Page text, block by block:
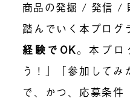
商品の発掘 / 発信 /
踏んでいく本プログ
経験でOK。本プロ
う！」「参加してみ
で、かつ、応募条件